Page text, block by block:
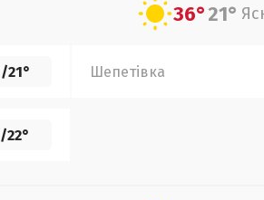
36°21°
/21° Шепетівка
/22°